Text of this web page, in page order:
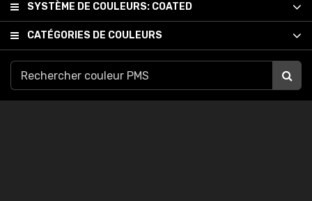
SYSTÈME DE COULEURS: COATED
CATÉGORIES DE COULEURS